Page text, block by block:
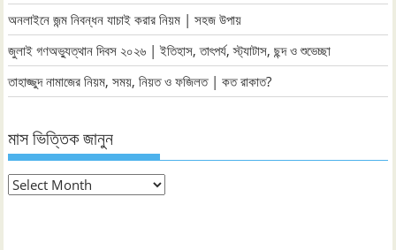
অনলাইনে জন্ম নিবন্ধন যাচাই করার নিয়ম | সহজ উপায়
জুলাই গণঅভ্যুত্থান দিবস ২০২৬ | ইতিহাস, তাৎপর্য, স্ট্যাটাস, ছন্দ ও শুভেচ্ছা
তাহাজ্জুদ নামাজের নিয়ম, সময়, নিয়ত ও ফজিলত | কত রাকাত?
মাস ভিত্তিক জানুন
মাস